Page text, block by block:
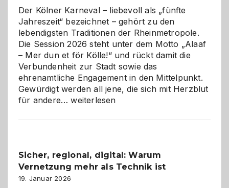
Der Kölner Karneval – liebevoll als „fünfte
Jahreszeit“ bezeichnet – gehört zu den
lebendigsten Traditionen der Rheinmetropole.
Die Session 2026 steht unter dem Motto „Alaaf
– Mer dun et för Kölle!“ und rückt damit die
Verbundenheit zur Stadt sowie das
ehrenamtliche Engagement in den Mittelpunkt.
Gewürdigt werden all jene, die sich mit Herzblut
für andere…Kölner
ein
dreifaches
Alaaf!
weiterlesen
Sicher, regional, digital: Warum
Vernetzung mehr als Technik ist
19. Januar 2026